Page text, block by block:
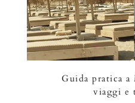
Guida pratica
viaggi e